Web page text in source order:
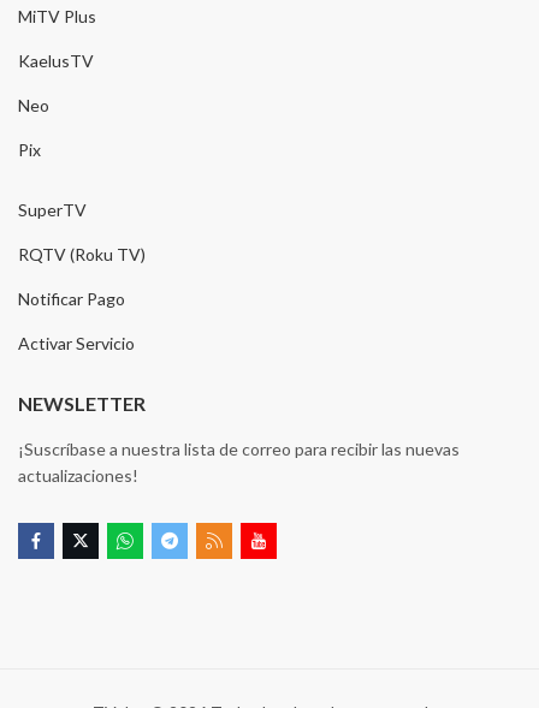
MiTV Plus
KaelusTV
Neo
Pix
SuperTV
RQTV (Roku TV)
Notificar Pago
Activar Servicio
NEWSLETTER
¡Suscríbase a nuestra lista de correo para recibir las nuevas
actualizaciones!